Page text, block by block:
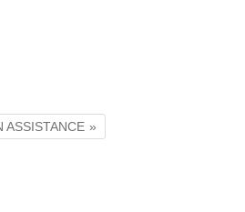
ASSISTANCE